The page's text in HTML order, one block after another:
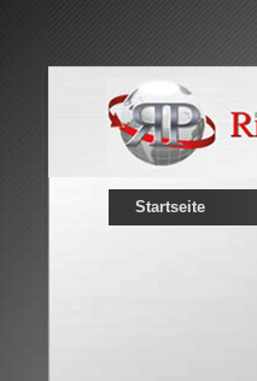
Startseite